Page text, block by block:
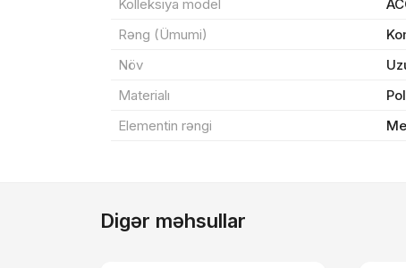
Kolleksiya model
Rəng (Ümumi)
Növ
Materialı
Elementin rəngi
Digər məhsullar